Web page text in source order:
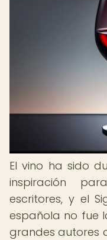
El vino ha sido
inspiración
escritores, y el
española no fue
grandes autores